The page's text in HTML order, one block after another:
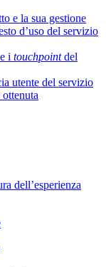
e la sua gestione
d’uso del servizio
i touchpointdel
utente del servizio
dell’esperienza